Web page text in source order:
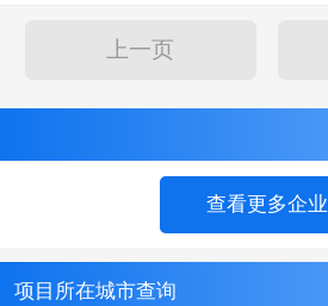
上一页
查看更多企业
项目所在城市查询